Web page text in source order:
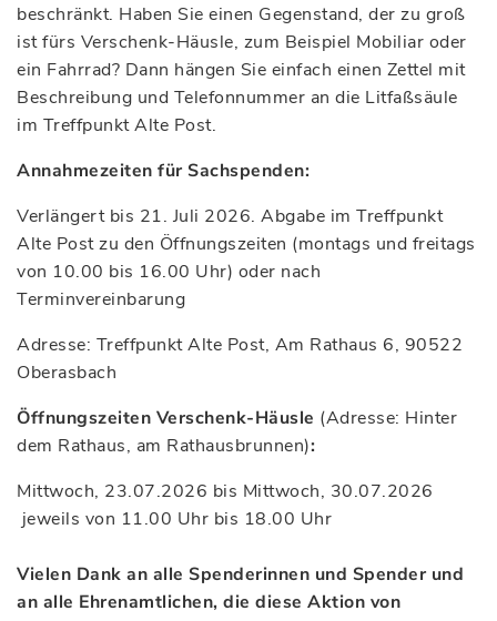
beschränkt. Haben Sie einen Gegenstand, der zu groß
ist fürs Verschenk-Häusle, zum Beispiel Mobiliar oder
ein Fahrrad? Dann hängen Sie einfach einen Zettel mit
Beschreibung und Telefonnummer an die Litfaßsäule
im Treffpunkt Alte Post.
Annahmezeiten für Sachspenden:
Verlängert bis 21. Juli 2026. Abgabe im Treffpunkt
Alte Post zu den Öffnungszeiten (montags und freitags
von 10.00 bis 16.00 Uhr) oder nach
Terminvereinbarung
Adresse: Treffpunkt Alte Post, Am Rathaus 6, 90522
Oberasbach
Öffnungszeiten Verschenk-Häusle (Adresse: Hinter
dem Rathaus, am Rathausbrunnen):
Mittwoch, 23.07.2026 bis Mittwoch, 30.07.2026
jeweils von 11.00 Uhr bis 18.00 Uhr
Vielen Dank an alle Spenderinnen und Spender und
an alle Ehrenamtlichen, die diese Aktion von